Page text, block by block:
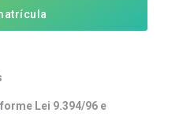
Lei 9.394/96 e